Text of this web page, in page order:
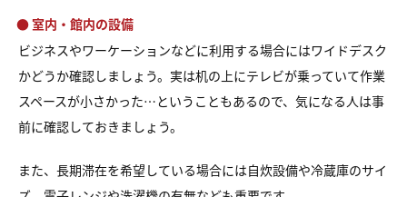
● 室内・館内の設備
ビジネスやワーケーションなどに利用する場合にはワイドデスク
かどうか確認しましょう。実は机の上にテレビが乗っていて作業
スペースが小さかった…ということもあるので、気になる人は事
前に確認しておきましょう。
また、長期滞在を希望している場合には自炊設備や冷蔵庫のサイ